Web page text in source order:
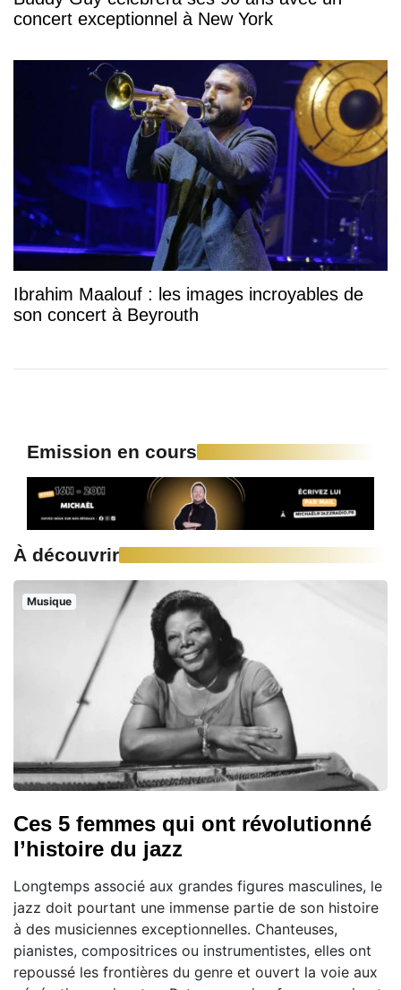
concert exceptionnel à New York
Ibrahim Maalouf : les images incroyables de
son concert à Beyrouth
Emission en cours
À découvrir
Musique
Ces 5 femmes qui ont révolutionné
l’histoire du jazz
Longtemps associé aux grandes figures masculines, le
jazz doit pourtant une immense partie de son histoire
à des musiciennes exceptionnelles. Chanteuses,
pianistes, compositrices ou instrumentistes, elles ont
repoussé les frontières du genre et ouvert la voie aux